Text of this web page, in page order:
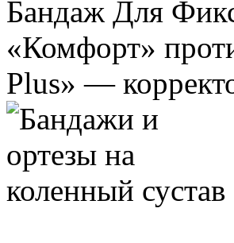
Бандаж Для
«Комфорт»
Plus» —